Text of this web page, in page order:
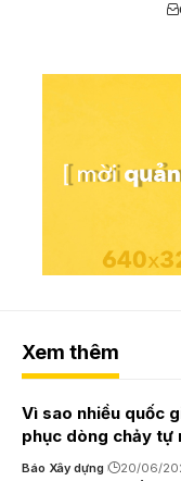
Xem thêm
Vì sao nhiều quốc
phục dòng chảy tự
Báo Xây dựng 20/06/